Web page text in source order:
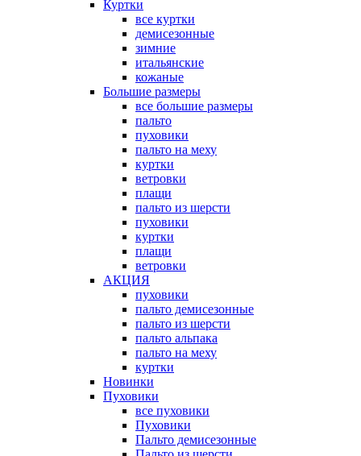
Куртки
все куртки
демисезонные
зимние
итальянские
кожаные
Большие размеры
все большие размеры
пальто
пуховики
пальто на меху
куртки
ветровки
плащи
пальто из шерсти
пуховики
куртки
плащи
ветровки
АКЦИЯ
пуховики
пальто демисезонные
пальто из шерсти
пальто альпака
пальто на меху
куртки
Новинки
Пуховики
все пуховики
Пуховики
Пальто демисезонные